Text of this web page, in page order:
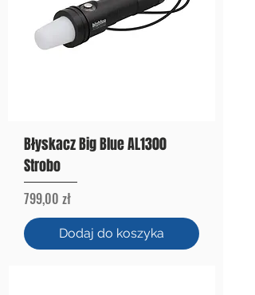
Błyskacz Big Blue AL1300
Strobo
Cena
799,00 zł
Dodaj do koszyka